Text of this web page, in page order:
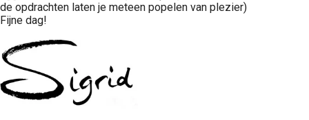
de opdrachten laten je meteen popelen van plezier)
Fijne dag!